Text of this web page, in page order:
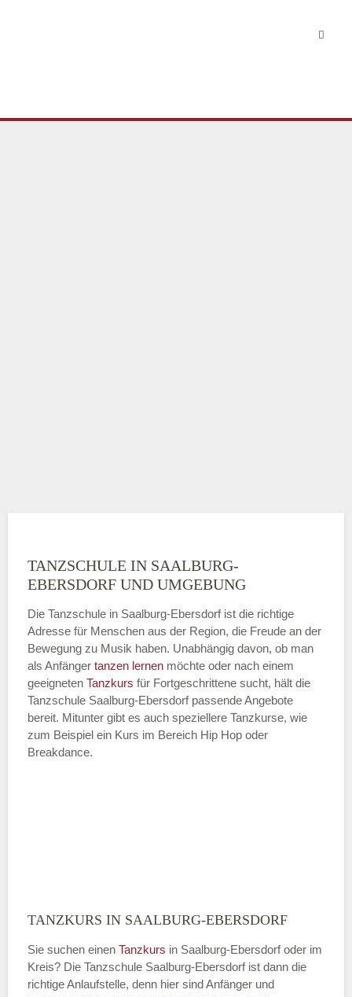
TANZSCHULE IN SAALBURG-
EBERSDORF UND UMGEBUNG
Die Tanzschule in Saalburg-Ebersdorf ist die richtige
Adresse für Menschen aus der Region, die Freude an der
Bewegung zu Musik haben. Unabhängig davon, ob man
als Anfänger tanzen lernen möchte oder nach einem
geeigneten Tanzkurs für Fortgeschrittene sucht, hält die
Tanzschule Saalburg-Ebersdorf passende Angebote
bereit. Mitunter gibt es auch speziellere Tanzkurse, wie
zum Beispiel ein Kurs im Bereich Hip Hop oder
Breakdance.
TANZKURS IN SAALBURG-EBERSDORF
Sie suchen einen Tanzkurs in Saalburg-Ebersdorf oder im
Kreis? Die Tanzschule Saalburg-Ebersdorf ist dann die
richtige Anlaufstelle, denn hier sind Anfänger und